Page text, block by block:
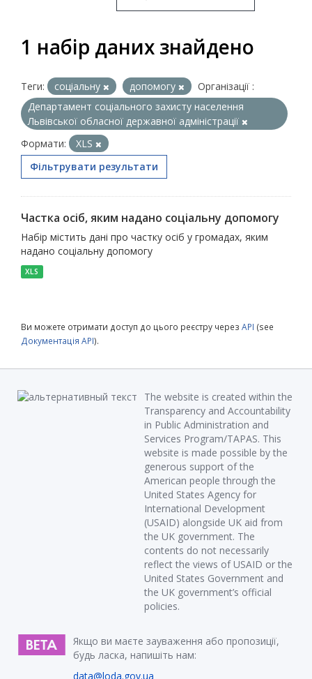
1 набір даних знайдено
Теги: соціальну допомогу
Організації :
Департамент соціального захисту населення
Львівської обласної державної адміністрації
Формати:
XLS
Фільтрувати результати
Частка осіб, яким надано соціальну допомогу
Набір містить дані про частку осіб у громадах, яким
надано соціальну допомогу
XLS
Ви можете отримати доступ до цього реєстру через API (see
Документація API).
The website is created within the
Transparency and Accountability
in Public Administration and
Services Program/TAPAS. This
website is made possible by the
generous support of the
American people through the
United States Agency for
International Development
(USAID) alongside UK aid from
the UK government. The
contents do not necessarily
reflect the views of USAID or the
United States Government and
the UK government’s official
policies.
Якщо ви маєте зауваження або пропозиції,
будь ласка, напишіть нам:
data@loda.gov.ua